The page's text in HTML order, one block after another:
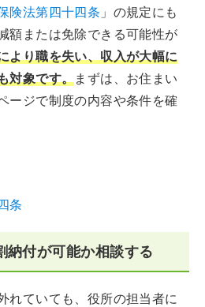
険法第四十四条 」の規定にも
額または免除できる可能性が
より職を失い、収入が大幅に
対象です。まずは、お住まい
ージで制度の内容や条件を確
条
納付が可能か相談する
れていても、役所の担当者に